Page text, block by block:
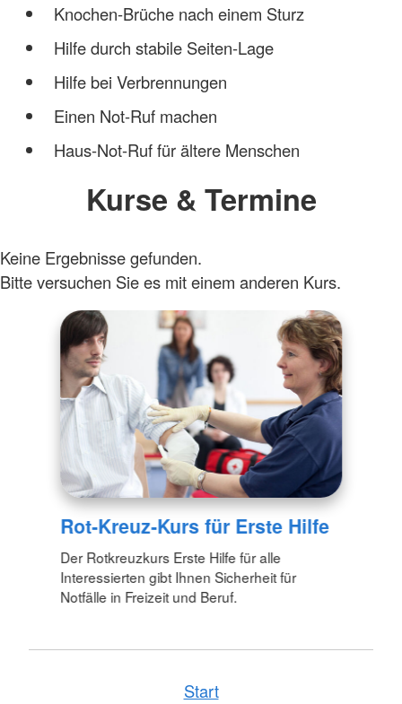
Knochen-Brüche nach einem Sturz
Hilfe durch stabile Seiten-Lage
Hilfe bei Verbrennungen
Einen Not-Ruf machen
Haus-Not-Ruf für ältere Menschen
Kurse & Termine
Keine Ergebnisse gefunden.
Bitte versuchen Sie es mit einem anderen Kurs.
Rot-Kreuz-Kurs für Erste Hilfe
Der Rotkreuzkurs Erste Hilfe für alle
Interessierten gibt Ihnen Sicherheit für
Notfälle in Freizeit und Beruf.
Start